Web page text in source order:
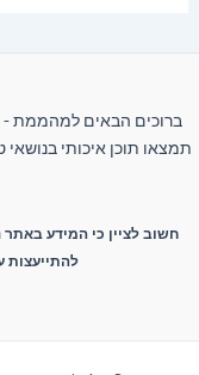
ברוכים הבאים למהממת -
תמצאו תוכן איכותי בנושאי
חשוב לציין כי המידע באתר
להתייעצות